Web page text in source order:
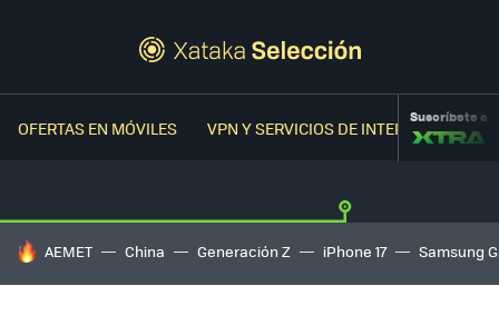
OFERTAS EN MÓVILES VPN Y SERVICIOS DE INTERNETSuscríbete a
HOY SE HABLA DE
AEMET China Generación Z iPhone 17 Samsung